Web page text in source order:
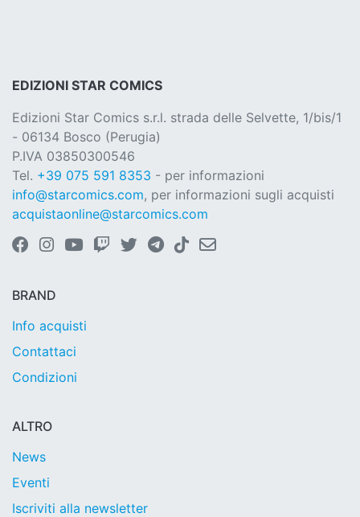
EDIZIONI STAR COMICS
Edizioni Star Comics s.r.l. strada delle Selvette, 1/bis/1
- 06134 Bosco (Perugia)
P.IVA 03850300546
Tel. +39 075 591 8353 - per informazioni
info@starcomics.com, per informazioni sugli acquisti
acquistaonline@starcomics.com
BRAND
Info acquisti
Contattaci
Condizioni
ALTRO
News
Eventi
Iscriviti alla newsletter